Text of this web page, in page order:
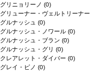
グリニョリーノ (0)
グリューナー・ヴェルトリーナー
グルナッシュ (0)
グルナッシュ・ノワール (0)
グルナッシュ・ブラン (0)
グルナッシュ・グリ (0)
クレアレット・ダイバー (0)
グレイ・ピノ (0)